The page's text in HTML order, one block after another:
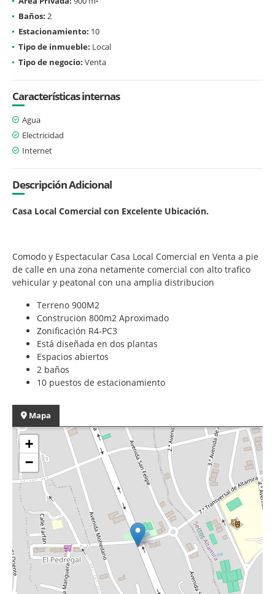
Baños: 2
Estacionamiento: 10
Tipo de inmueble: Local
Tipo de negocio: Venta
Características internas
Agua
Electricidad
Internet
Descripción Adicional
Casa Local Comercial con Excelente Ubicación.
Comodo y Espectacular Casa Local Comercial en Venta a pie
de calle en una zona netamente comercial con alto trafico
vehicular y peatonal con una amplia distribucion
Terreno 900M2
Construcion 800m2 Aproximado
Zonificación R4-PC3
Está diseñada en dos plantas
Espacios abiertos
2 baños
10 puestos de estacionamiento
Mapa
+
−